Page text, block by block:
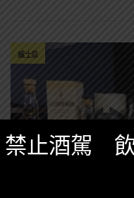
威士忌
禁止酒駕